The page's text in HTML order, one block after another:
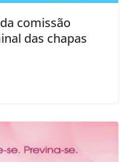
comissão
das chapas